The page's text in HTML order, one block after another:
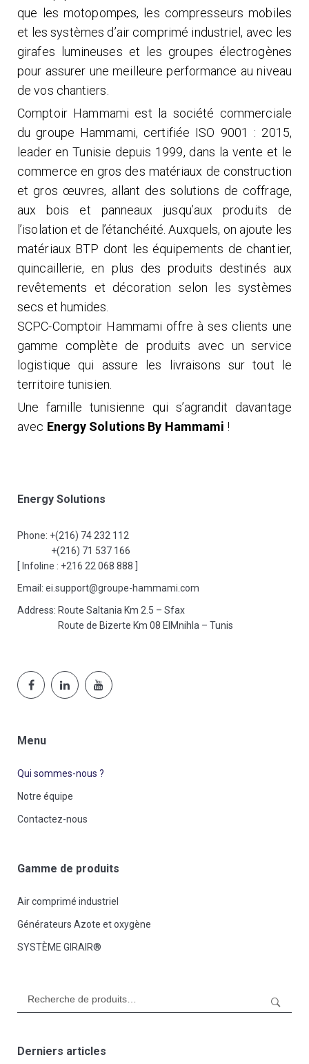
que les motopompes, les compresseurs mobiles
et les systèmes d’air comprimé industriel, avec les
girafes lumineuses et les groupes électrogènes
pour assurer une meilleure performance au niveau
de vos chantiers.
Comptoir Hammami est la société commerciale
du groupe Hammami, certifiée ISO 9001 : 2015,
leader en Tunisie depuis 1999, dans la vente et le
commerce en gros des matériaux de construction
et gros œuvres, allant des solutions de coffrage,
aux bois et panneaux jusqu’aux produits de
l’isolation et de l’étanchéité. Auxquels, on ajoute les
matériaux BTP dont les équipements de chantier,
quincaillerie, en plus des produits destinés aux
revêtements et décoration selon les systèmes
secs et humides.
SCPC-Comptoir Hammami offre à ses clients une
gamme complète de produits avec un service
logistique qui assure les livraisons sur tout le
territoire tunisien.
Une famille tunisienne qui s’agrandit davantage
avec Energy Solutions By Hammami !
Energy Solutions
Phone: +(216) 74 232 112
+(216) 71 537 166
[ Infoline : +216 22 068 888 ]
Email: ei.support@groupe-hammami.com
Address: Route Saltania Km 2.5 – Sfax
Route de Bizerte Km 08 ElMnihla – Tunis
Menu
Qui sommes-nous ?
Notre équipe
Contactez-nous
Gamme de produits
Air comprimé industriel
Générateurs Azote et oxygène
SYSTÈME GIRAIR®
Derniers articles